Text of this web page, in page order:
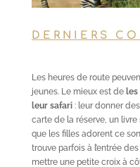
DERNIERS
Les heures de route
jeunes. Le mieux est de
leur safari: leur donner
carte de la réserve, un
que les filles adorent ce
trouve parfois à l’entrée
mettre une petite croix à